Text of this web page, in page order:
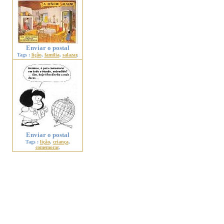
Enviar o postal
Tags : lição, familia, salazar,
Enviar o postal
Tags : lição, criança,
comemorar,